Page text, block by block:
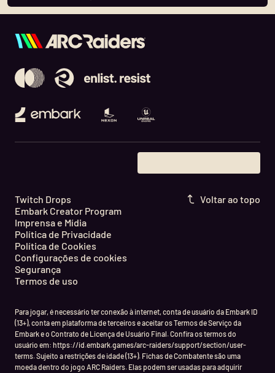
Twitch Drops
Embark Creator Program
Imprensa e Mídia
Política de Privacidade
Política de Cookies
Configurações de cookies
Segurança
Termos de uso
Voltar ao topo
Para jogar, é necessário ter conexão à internet, conta de usuário da Embark ID
(13+), conta em plataforma de terceiros e aceitar os Termos de Serviço da
Embark e o Contrato de Licença de Usuário Final. Confira os termos do
usuário em: https://id.embark.games/arc-raiders/support/section/user-
terms. Sujeito a restrições de idade (13+). Fichas de Combatente são uma
moeda dentro do jogo ARC Raiders. Elas podem ser usadas para adquirir